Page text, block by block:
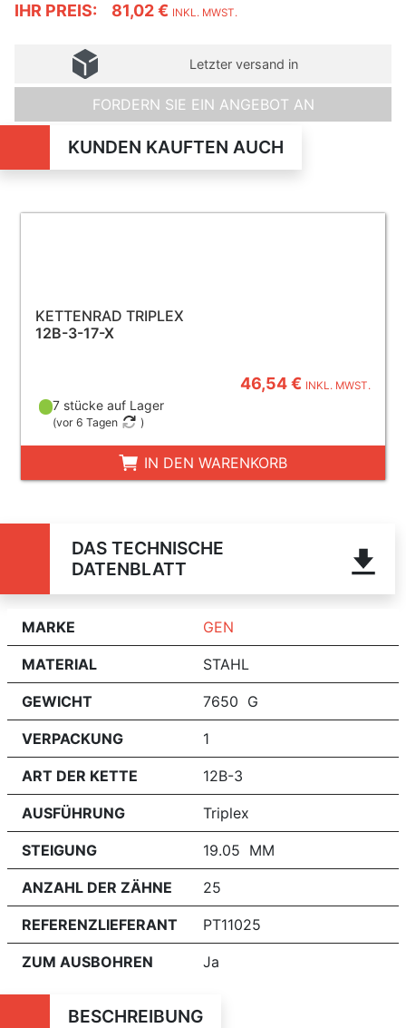
IHR PREIS: 81,02 € INKL. MWST.
Letzter versand in
FORDERN SIE EIN ANGEBOT AN
KUNDEN KAUFTEN AUCH
KETTENRAD TRIPLEX
12B-3-17-X
46,54 € INKL. MWST.
7 stücke auf Lager
(vor 6 Tagen )
IN DEN WARENKORB
DAS TECHNISCHE
DATENBLATT
MARKE GEN
MATERIAL STAHL
GEWICHT 7650 G
VERPACKUNG 1
ART DER KETTE 12B-3
AUSFÜHRUNG Triplex
STEIGUNG 19.05 MM
ANZAHL DER ZÄHNE 25
REFERENZLIEFERANT PT11025
ZUM AUSBOHREN Ja
BESCHREIBUNG